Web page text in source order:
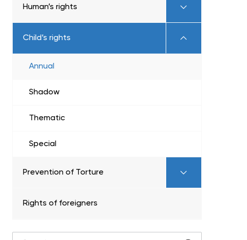
Human’s rights
Child’s rights
Annual
Shadow
Thematic
Special
Prevention of Torture
Rights of foreigners